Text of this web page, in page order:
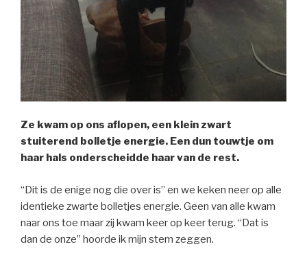
Ze kwam op ons aflopen, een klein zwart
stuiterend bolletje energie. Een dun touwtje om
haar hals onderscheidde haar van de rest.
“Dit is de enige nog die over is” en we keken neer op alle
identieke zwarte bolletjes energie. Geen van alle kwam
naar ons toe maar zij kwam keer op keer terug. “Dat is
dan de onze” hoorde ik mijn stem zeggen.